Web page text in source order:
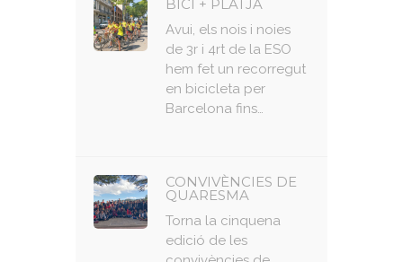
BICI + PLATJA
Avui, els nois i noies
de 3r i 4rt de la ESO
hem fet un recorregut
en bicicleta per
Barcelona fins…
CONVIVÈNCIES DE
QUARESMA
Torna la cinquena
edició de les